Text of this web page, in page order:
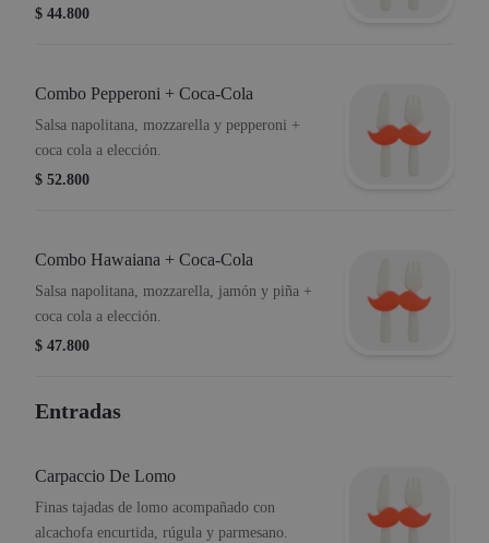
$ 44.800
Combo Pepperoni + Coca-Cola
Salsa napolitana, mozzarella y pepperoni +
coca cola a elección.
$ 52.800
Combo Hawaiana + Coca-Cola
Salsa napolitana, mozzarella, jamón y piña +
coca cola a elección.
$ 47.800
Entradas
Carpaccio De Lomo
Finas tajadas de lomo acompañado con
alcachofa encurtida, rúgula y parmesano.